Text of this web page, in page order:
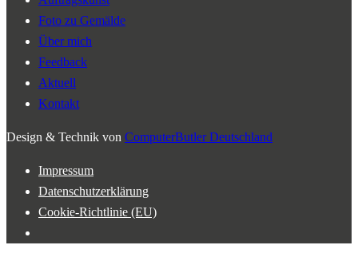
Foto zu Gemälde
Über mich
Feedback
Aktuell
Kontakt
Design & Technik von ComputerButler Deutschland
Impressum
Datenschutzerklärung
Cookie-Richtlinie (EU)